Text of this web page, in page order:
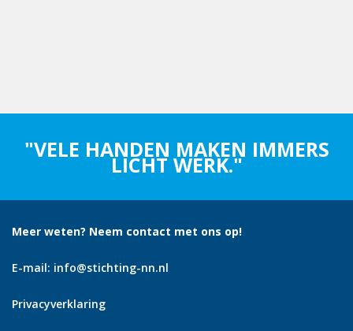
"VELE HANDEN MAKEN IMMERS
LICHT WERK."
Meer weten? Neem contact met ons op!
E-mail: info@stichting-nn.nl
Privacyverklaring